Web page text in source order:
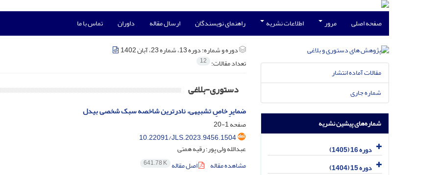
صفحه اصلی مرور اطلاعات نشریه راهنمای نویسندگان ارسال مقاله داوران تماس با ما
دوره و شماره:دوره 13، شماره 23، آبان 1402
تعداد مقالات: 12
دستوری-بلاغی
ضمایرِ خاصِ تشبیهی، نادرترین شاخصه سبک شخصی بیدل
صفحه1-20
10.22091/JLS.2023.9456.1504
عبدالله ولی پور؛ رقیه همتی
مشاهده مقاله
اصل مقاله 641.78 K
مقالات آماده انتشار
شماره جاری
شماره‌های پیشین نشریه
دوره 16 (1405)
دوره 15 (1404)